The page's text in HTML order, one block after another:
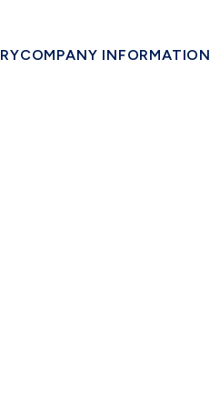
COMPANY INFORMATION